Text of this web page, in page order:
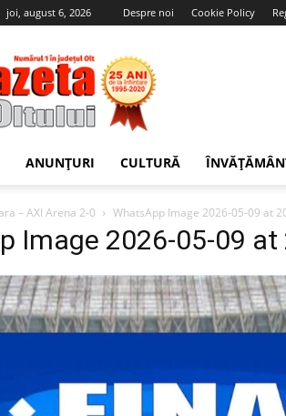
joi, august 6, 2026 Despre noi Cookie Policy
Gazeta
Oltului
ANUNȚURI CULTURĂ
– AXI Arena 2-0 WhatsApp Image 2026-05-09 at
Image 2026-05-09 at